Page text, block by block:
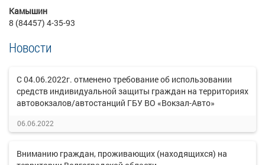
Камышин
8 (84457) 4-35-93
Новости
С 04.06.2022г. отменено требование об использовании
средств индивидуальной защиты граждан на территориях
автовокзалов/автостанций ГБУ ВО «Вокзал-Авто»
06.06.2022
Вниманию граждан, проживающих (находящихся) на